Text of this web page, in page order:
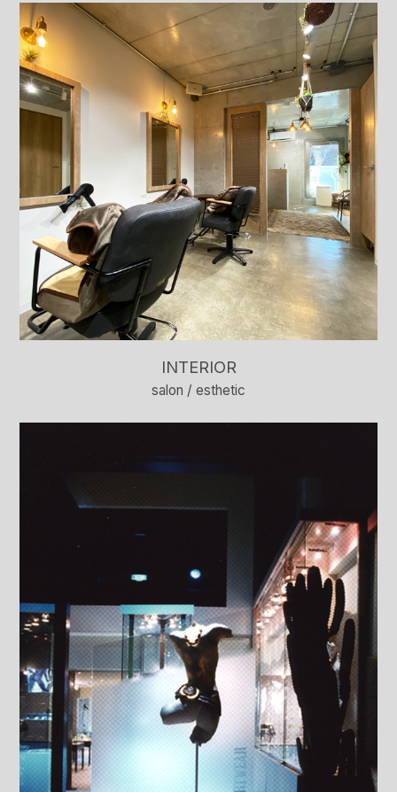
INTERIOR
salon / esthetic